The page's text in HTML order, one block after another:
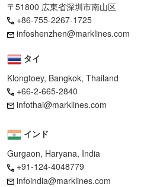
〒51800 広東省深圳市南山区
+86-755-2267-1725
infoshenzhen@marklines.com
タイ
Klongtoey, Bangkok, Thailand
+66-2-665-2840
infothai@marklines.com
インド
Gurgaon, Haryana, India
+91-124-4048779
infoindia@marklines.com